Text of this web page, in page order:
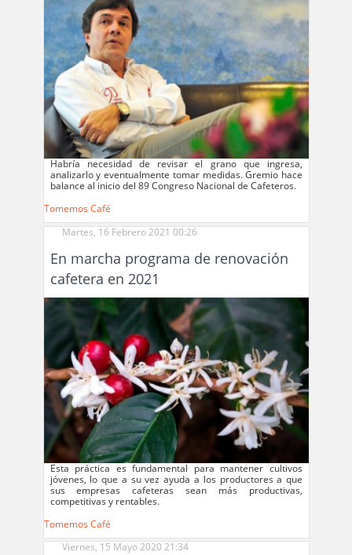
Habría necesidad de revisar el grano que ingresa,
analizarlo y eventualmente tomar medidas. Gremio hace
balance al inicio del 89 Congreso Nacional de Cafeteros.
Tomemos Café
Martes, 16 Febrero 2021 00:26
En marcha programa de renovación
cafetera en 2021
Esta práctica es fundamental para mantener cultivos
jóvenes, lo que a su vez ayuda a los productores a que
sus empresas cafeteras sean más productivas,
competitivas y rentables.
Tomemos Café
Viernes, 15 Mayo 2020 21:34